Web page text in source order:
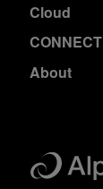
Cloud
CONNECT
About